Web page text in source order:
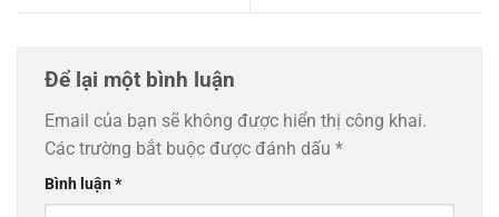
Để lại một bình luận
Email của bạn sẽ không được hiển thị công khai.
Các trường bắt buộc được đánh dấu *
Bình luận*